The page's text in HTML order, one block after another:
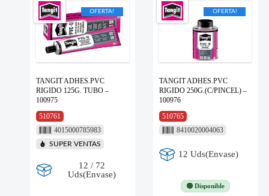
OFERTA!
TANGIT ADHES.PVC
RIGIDO 125G. TUBO –
100975
510761
4015000785983
SUPER VENTAS
12 / 72
Uds(Envase)
OFERTA!
TANGIT ADHES.PVC
RIGIDO 250G.(C/PINCEL) –
100976
510765
8410020004063
12 Uds(Envase)
🟢 Disponible